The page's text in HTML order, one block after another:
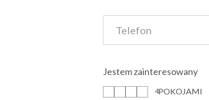
Jestem zainteresowany
4POKOJAMI